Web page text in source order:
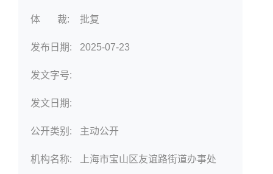
体 裁: 批复
发布日期: 2025-07-23
发文字号:
发文日期:
公开类别: 主动公开
机构名称: 上海市宝山区友谊路街道办事处